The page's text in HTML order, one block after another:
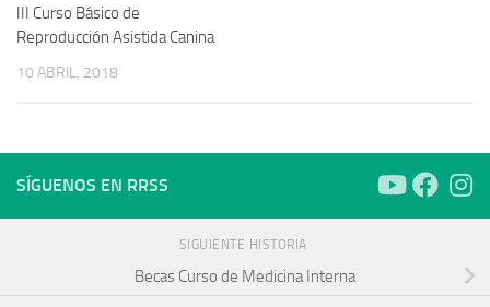
III Curso Básico de
Reproducción Asistida Canina
10 ABRIL, 2018
SÍGUENOS EN RRSS
SIGUIENTE HISTORIA
Becas Curso de Medicina Interna